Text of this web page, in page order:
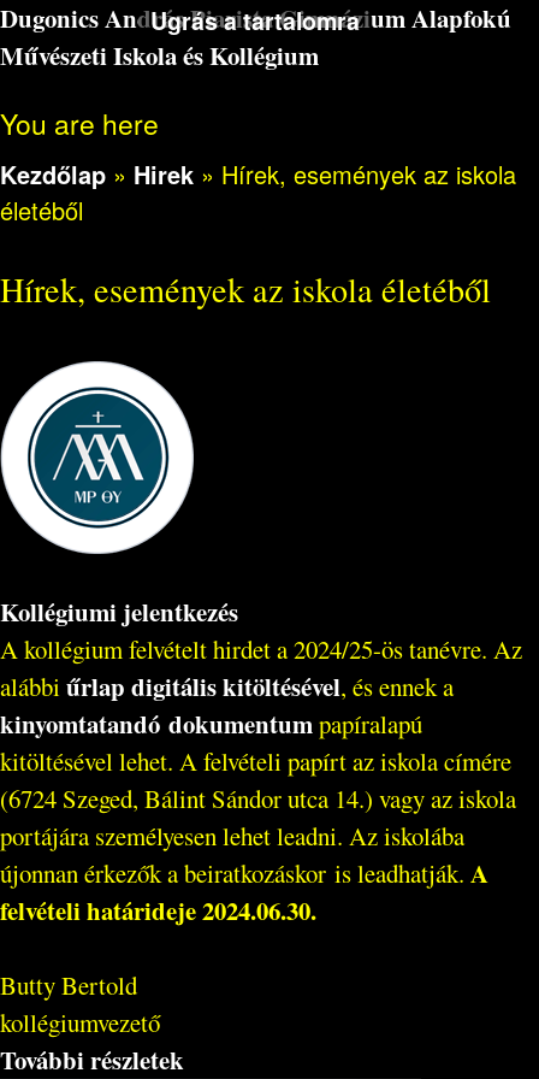
Ugrás a tartalomra
Dugonics András Piarista Gimnázium Alapfokú
Művészeti Iskola és Kollégium
You are here
Kezdőlap » Hirek » Hírek, események az iskola
életéből
Hírek, események az iskola életéből
Kollégiumi jelentkezés
A kollégium felvételt hirdet a 2024/25-ös tanévre. Az
alábbi űrlap digitális kitöltésével, és ennek a
kinyomtatandó dokumentumpapíralapú
kitöltésével lehet. A felvételi papírt az iskola címére
(6724 Szeged, Bálint Sándor utca 14.) vagy az iskola
portájára személyesen lehet leadni. Az iskolába
újonnan érkezők a beiratkozáskor is leadhatják. A
felvételi határideje 2024.06.30.
Butty Bertold
kollégiumvezető
További részletek